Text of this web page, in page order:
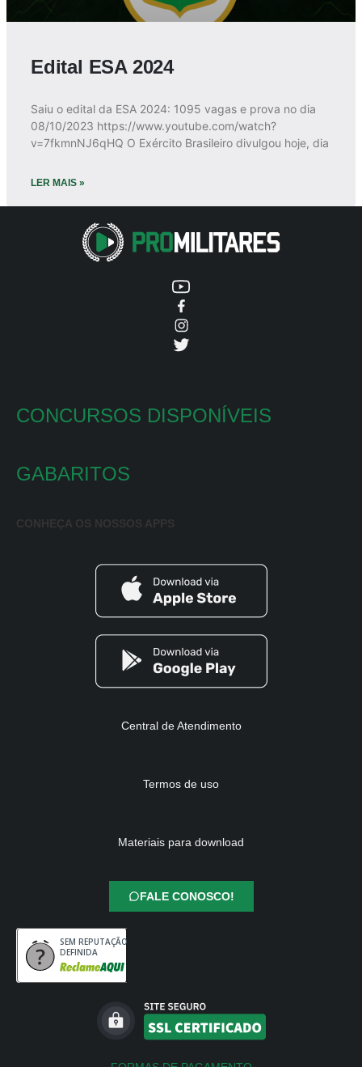
Edital ESA 2024
Saiu o edital da ESA 2024: 1095 vagas e prova no dia
08/10/2023 https://www.youtube.com/watch?
v=7fkmnNJ6qHQ O Exército Brasileiro divulgou hoje, dia
LER MAIS »
CONCURSOS DISPONÍVEIS
GABARITOS
CONHEÇA OS NOSSOS APPS
Central de Atendimento
Termos de uso
Materiais para download
FALE CONOSCO!
SEM REPUTAÇÃO
DEFINIDA